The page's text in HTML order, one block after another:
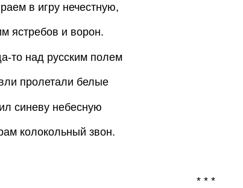
в игру нечестную,
ястребов и ворон.
то над русским полем
пролетали белые
синеву небесную
колокольный звон.
* * *